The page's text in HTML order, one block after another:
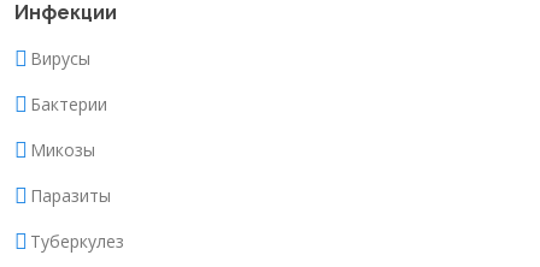
Инфекции
Вирусы
Бактерии
Микозы
Паразиты
Туберкулез